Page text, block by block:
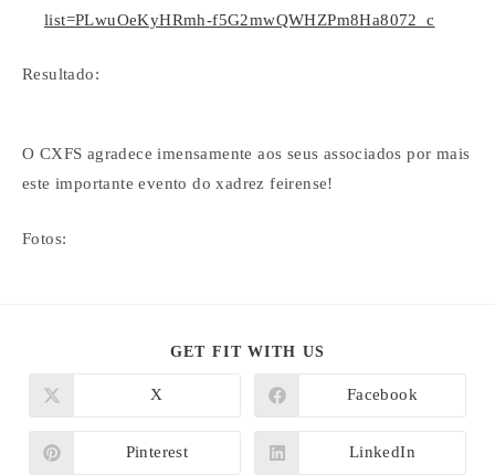
list=PLwuOeKyHRmh-f5G2mwQWHZPm8Ha8072_c
Resultado:
O CXFS agradece imensamente aos seus associados por mais
este importante evento do xadrez feirense!
Fotos:
GET FIT WITH US
Abre
nova
janela
X
Abre
nova
janela
Facebook
Abre
Pinterest
Abre
LinkedIn